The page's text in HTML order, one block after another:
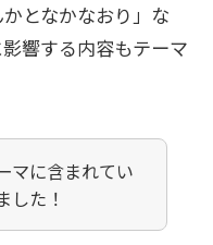
となかなおり」な
響する内容もテーマ
マに含まれてい
した！